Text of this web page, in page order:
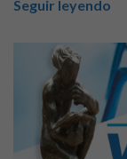
Seguir leyendo